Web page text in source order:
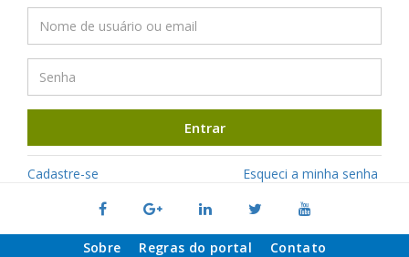
Entrar
Cadastre-se Esqueci a minha senha
Sobre Regras do portal
Contato